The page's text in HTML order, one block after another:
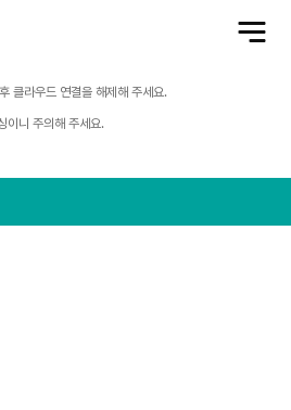
전
체
클라우드 연결을 해제해 주세요.
이니 주의해 주세요.